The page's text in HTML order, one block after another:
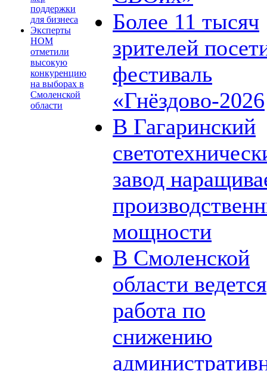
поддержки
для бизнеса
Эксперты
НОМ
отметили
высокую
конкуренцию
на выборах в
Смоленской
области
Более 11 тысяч
зрителей
фестиваль
«Гнёздово-2026
В Гагаринский
завод
мощности
В Смоленской
области ведется
работа по
снижению